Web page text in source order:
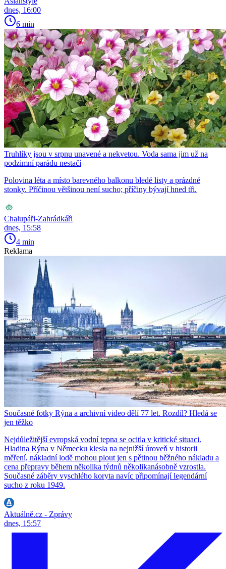
dnes, 16:00
6 min
Truhlíky jsou v srpnu unavené a nekvetou. Voda sama jim už na
podzimní parádu nestačí
Polovina léta a místo barevného balkonu bledé listy a prázdné
stonky. Příčinou většinou není sucho; příčiny bývají hned tři.
Chalupáři-Zahrádkáři
dnes, 15:58
4 min
Reklama
Současné fotky Rýna a archivní video dělí 77 let. Rozdíl? Hledá se
jen těžko
Nejdůležitější evropská vodní tepna se ocitla v kritické situaci.
Hladina Rýna v Německu klesla na nejnižší úroveň v historii
měření, nákladní lodě mohou plout jen s pětinou běžného nákladu a
cena přepravy během několika týdnů několikanásobně vzrostla.
Současné záběry vyschlého koryta navíc připomínají legendární
sucho z roku 1949.
Aktuálně.cz - Zprávy
dnes, 15:57